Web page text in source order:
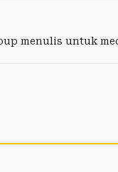
menulis untuk